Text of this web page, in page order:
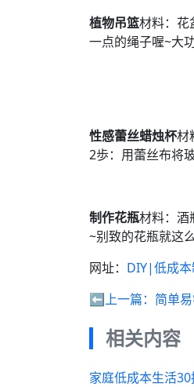
植物吊篮材料：花
一点的绳子喔~大
性感蕾丝蜡烛杯材
2歩：用蕾丝布将
制作花瓶材料：酒
~别致的花瓶就这
网址： DIY|低成本
⬅️上一篇： 简单
相关内容
家庭低成本生活30